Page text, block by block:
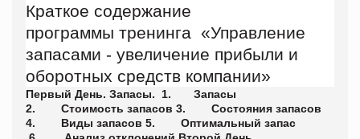
Краткое содержание
программы тренинга «Управление
запасами - увеличение прибыли и
оборотных средств компании»
Первый День. Запасы. 1.
Запасы
2.
Стоимость запасов 3.
Состояния запасов
4.
Виды запасов 5.
Оптимальный запас